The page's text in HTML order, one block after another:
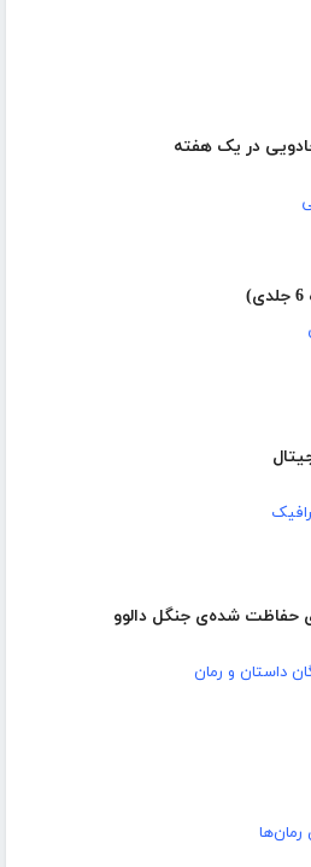
در یک هفته
حفاظت شده‌ی جنگل دالوو
داستان و رمان
رمان‌ها